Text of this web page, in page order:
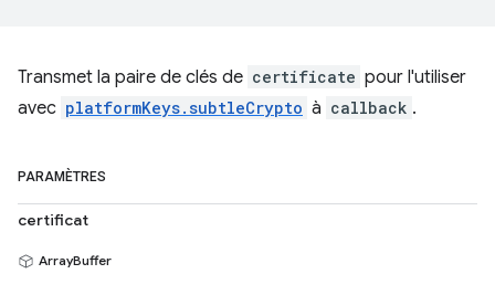
Transmet la paire de clés de certificate pour l'utiliser
avec platformKeys.subtleCrypto à callback .
PARAMÈTRES
certificat
ArrayBuffer